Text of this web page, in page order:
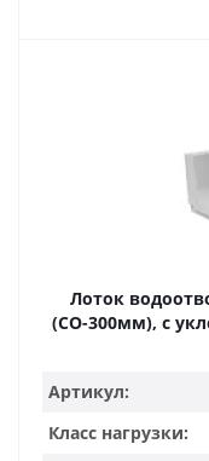
Лоток
(СО-300мм), с
Артикул:
Класс нагрузки: